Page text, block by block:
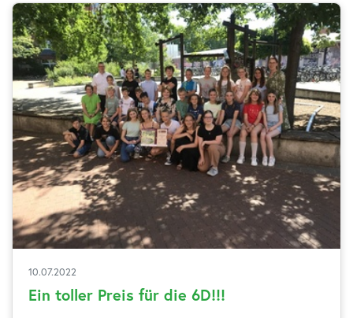
10.07.2022
Ein toller Preis für die 6D!!!